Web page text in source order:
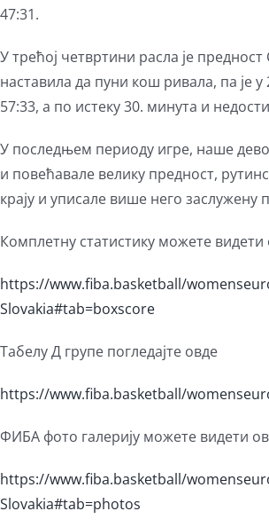
47:31.
У трећој четвртини расла је предност
наставила да пуни кош ривала, па је
57:33, а по истеку 30. минута и
У последњем периоду игре, наше
и повећавале велику предност,
крају и уписале више него заслужену
Комплетну статистику можете видети
https://www.fiba.basketball/
Slovakia#tab=boxscore
Табелу Д групе погледајте овде
https://www.fiba.basketball/
ФИБА фото галерију можете видети
https://www.fiba.basketball/
Slovakia#tab=photos